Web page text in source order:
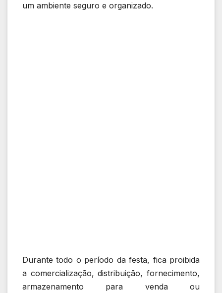
um ambiente seguro e organizado.
Durante todo o período da festa, fica proibida
a comercialização, distribuição, fornecimento,
armazenamento para venda ou